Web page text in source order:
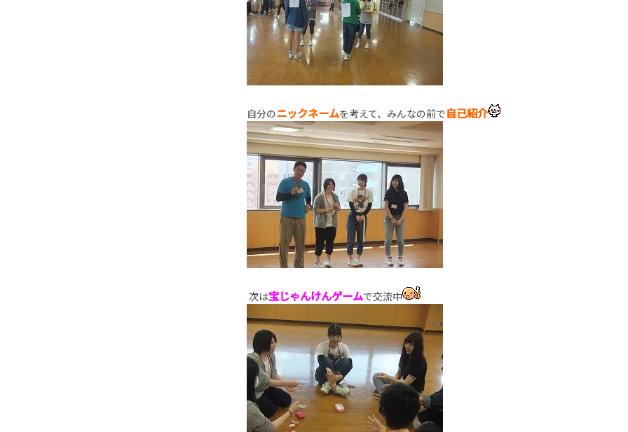
自分のニックネームを考えて、みんなの前で自己紹介
次は宝じゃんけんゲームで交流中